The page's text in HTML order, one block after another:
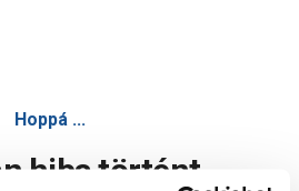
Hoppá ...
hiba történt